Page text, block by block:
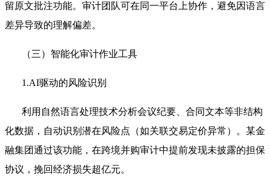
留原文批注功能。审计团队可在同一平台上协作，避免因语言
差异导致的理解偏差。
（三）智能化审计作业工具
1.AI驱动的风险识别
利用自然语言处理技术分析会议纪要、合同文本等非结构
化数据，自动识别潜在风险点（如关联交易定价异常）。某金
融集团通过该功能，在跨境并购审计中提前发现未披露的担保
协议，挽回经济损失超亿元。